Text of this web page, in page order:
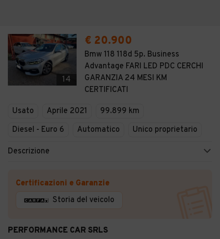
14
€ 20.900
Bmw 118 118d 5p. Business
Advantage FARI LED PDC CERCHI
GARANZIA 24 MESI KM
CERTIFICATI
Usato Aprile 2021
99.899 km
Diesel - Euro 6
Automatico Unico proprietario
Descrizione
Certificazioni e Garanzie
Storia del veicolo
PERFORMANCE CAR SRLS